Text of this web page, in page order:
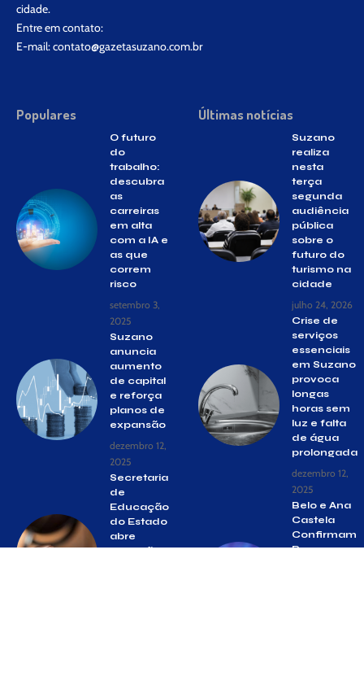
cidade.
Entre em contato:
E-mail:contato@gazetasuzano.com.br
Populares
O futuro
do
trabalho:
descubra
as
carreiras
em alta
com a IA e
as que
correm
risco
setembro 3,
2025
Suzano
anuncia
aumento
de capital
e reforça
planos de
expansão
dezembro 12,
2025
Secretaria
de
Educação
do Estado
abre
inscrições
Últimas notícias
Suzano
realiza
nesta
terça
segunda
audiência
pública
sobre o
futuro do
turismo na
cidade
julho 24, 2026
Crise de
serviços
essenciais
em Suzano
provoca
longas
horas sem
luz e falta
de água
prolongada
dezembro 12,
2025
Belo e Ana
Castela
Confirmam
Presença